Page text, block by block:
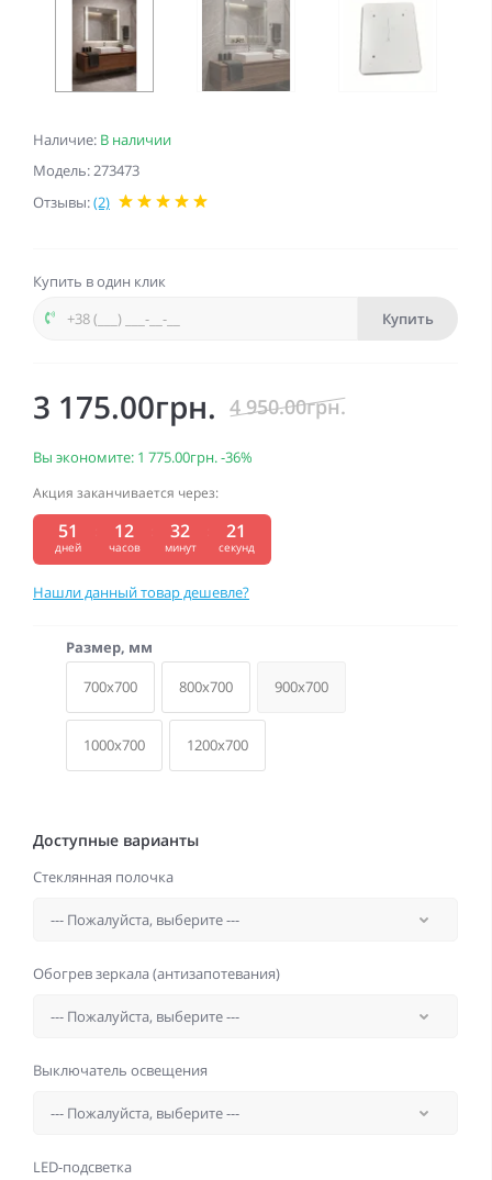
Наличие: В наличии
Модель: 273473
Отзывы:(2)
Купить в один клик
Купить
3 175.00грн. 4 950.00грн.
Вы экономите: 1 775.00грн.-36%
Акция заканчивается через:
51
дней
12
часов
32
минут
20
секунд
Нашли данный товар дешевле?
Размер, мм
700x700
800x700 900x700
1000x700 1200x700
Доступные варианты
Стеклянная полочка
Обогрев зеркала (антизапотевания)
Выключатель освещения
LED-подсветка